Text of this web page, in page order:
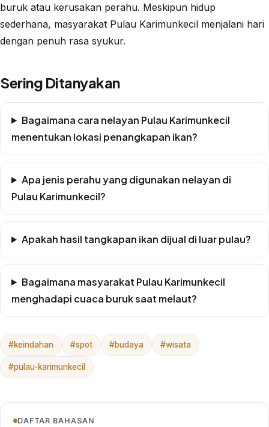
buruk atau kerusakan perahu. Meskipun hidup
sederhana, masyarakat Pulau Karimunkecil menjalani hari
dengan penuh rasa syukur.
Sering Ditanyakan
Bagaimana cara nelayan Pulau Karimunkecil
menentukan lokasi penangkapan ikan?
Apa jenis perahu yang digunakan nelayan di
Pulau Karimunkecil?
Apakah hasil tangkapan ikan dijual di luar pulau?
Bagaimana masyarakat Pulau Karimunkecil
menghadapi cuaca buruk saat melaut?
#keindahan #spot #budaya #wisata
#pulau-karimunkecil
DAFTAR BAHASAN